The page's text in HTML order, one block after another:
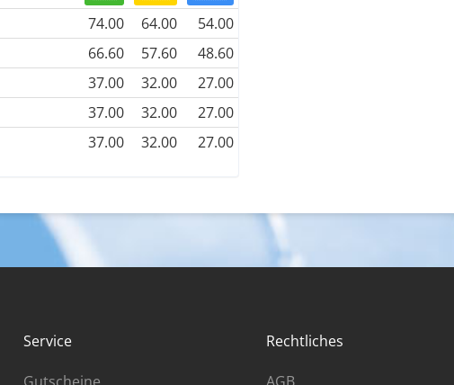
74.00 64.00
54.00
66.60 57.60
48.60
37.00 32.00
27.00
37.00 32.00
27.00
37.00 32.00 27.00
Service Rechtliches